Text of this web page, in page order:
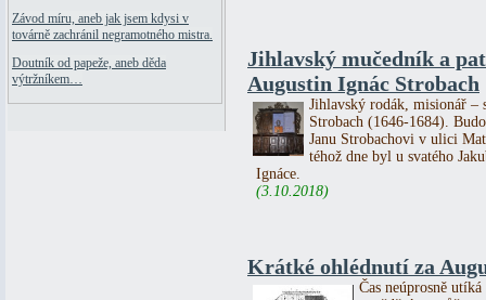
Závod míru, aneb jak jsem kdysi v
továrně zachránil negramotného mistra.
Doutník od papeže, aneb děda
výtržníkem…
Jihlavský mučedník a
Augustin Ignác Strobach
Jihlavský rodák, misionář –
Strobach (1646-1684).
Janu Strobachovi v ulici
téhož dne byl u svatého
Ignáce.
(3.10.2018)
Krátké ohlédnutí za
Čas neúprosně